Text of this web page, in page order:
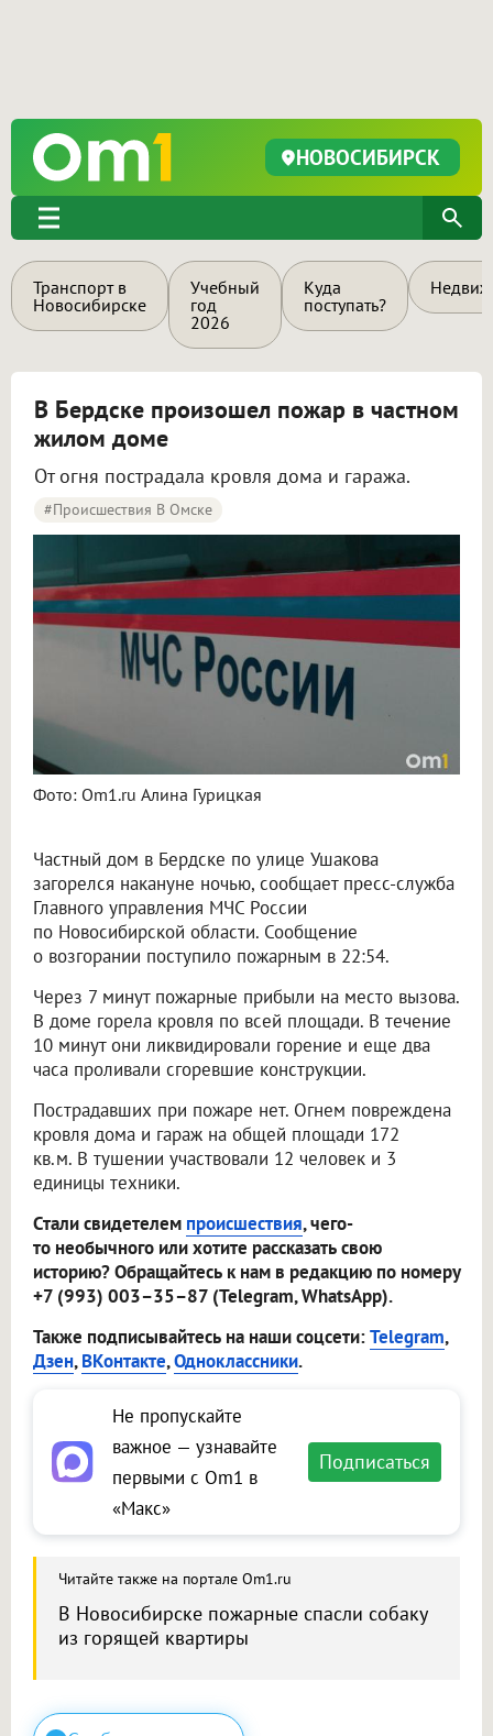
НОВОСИБИРСК
Транспорт в
Новосибирске
Учебный
год
2026
Куда
поступать?
В Бердске произошел пожар в частном
жилом доме
От огня пострадала кровля дома и гаража.
#Происшествия В Омске
Фото: Om1.ru Алина Гурицкая
Частный дом в Бердске по улице Ушакова
загорелся накануне ночью, сообщает пресс-служба
Главного управления МЧС России
по Новосибирской области. Сообщение
о возгорании поступило пожарным в 22:54.
Через 7 минут пожарные прибыли на место вызова.
В доме горела кровля по всей площади. В течение
10 минут они ликвидировали горение и еще два
часа проливали сгоревшие конструкции.
Пострадавших при пожаре нет. Огнем повреждена
кровля дома и гараж на общей площади 172
кв.м. В тушении участвовали 12 человек и 3
единицы техники.
Стали свидетелем происшествия, чего-
то необычного или хотите рассказать свою
историю? Обращайтесь к нам в редакцию по номеру
+7 (993) 003–35–87 (Telegram, WhatsApp).
Также подписывайтесь на наши соцсети:Telegram,
Дзен,ВКонтакте,Одноклассники.
Не пропускайте
важное — узнавайте
первыми с Om1 в
«Макс»
Подписаться
Читайте также на портале Om1.ru
В Новосибирске пожарные спасли собаку
из горящей квартиры